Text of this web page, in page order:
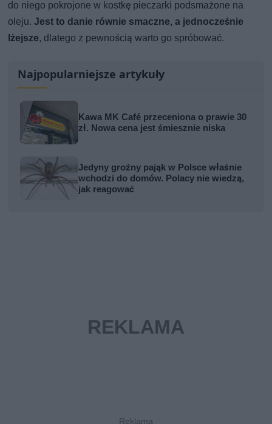
do niego pokrojone w kostkę pieczarki podsmażone na
oleju. Jest to danie równie smaczne, a jednocześnie
lżejsze, dlatego z pewnością warto go spróbować.
Najpopularniejsze artykuły
Kawa MK Café przeceniona o prawie 30
zł. Nowa cena jest śmiesznie niska
Jedyny groźny pająk w Polsce właśnie
wchodzi do domów. Polacy nie wiedzą,
jak reagować